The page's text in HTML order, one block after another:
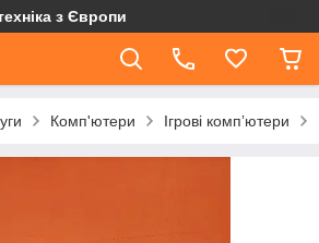
з Європи
Комп'ютери Ігрові компʼютери